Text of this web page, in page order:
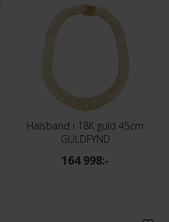
Halsband i 18K guld 45cm
GULDFYND
164 998:-